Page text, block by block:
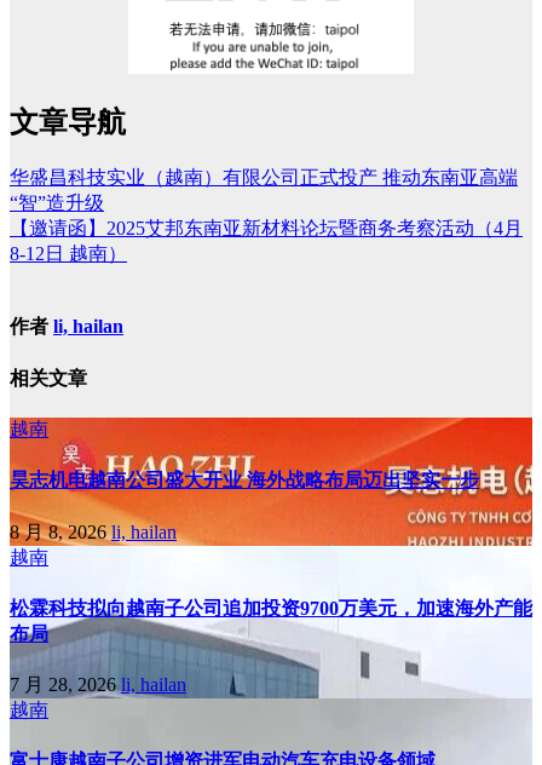
文章导航
华盛昌科技实业（越南）有限公司正式投产 推动东南亚高端
“智”造升级
【邀请函】2025艾邦东南亚新材料论坛暨商务考察活动（4月
8-12日 越南）
作者 li, hailan
相关文章
越南
昊志机电越南公司盛大开业 海外战略布局迈出坚实一步
8 月 8, 2026li, hailan
越南
松霖科技拟向越南子公司追加投资9700万美元，加速海外产能
布局
7 月 28, 2026 li, hailan
越南